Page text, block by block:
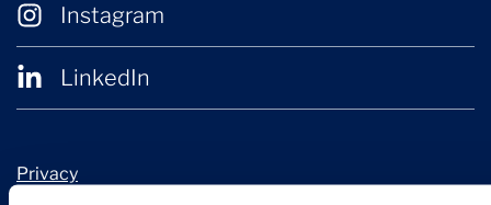
Instagram
LinkedIn
Privacy